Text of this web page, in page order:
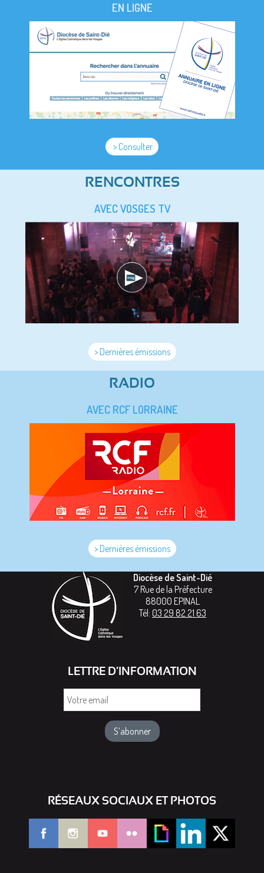
EN LIGNE
> Consulter
RENCONTRES
AVEC VOSGES TV
> Dernières émissions
RADIO
AVEC RCF LORRAINE
> Dernières émissions
Diocèse de Saint-Dié
7 Rue de la Préfecture
88000 EPINAL
Tél: 03 29 82 21 63
LETTRE D'INFORMATION
RÉSEAUX SOCIAUX ET PHOTOS